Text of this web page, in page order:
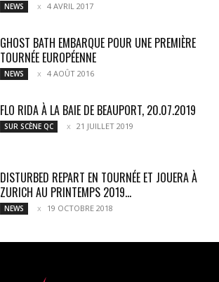
NEWS 4 AVRIL 2017
GHOST BATH EMBARQUE POUR UNE PREMIÈRE
TOURNÉE EUROPÉENNE
NEWS 4 AOÛT 2016
FLO RIDA À LA BAIE DE BEAUPORT, 20.07.2019
SUR SCÈNE QC 21 JUILLET 2019
DISTURBED REPART EN TOURNÉE ET JOUERA À
ZURICH AU PRINTEMPS 2019...
NEWS 19 OCTOBRE 2018